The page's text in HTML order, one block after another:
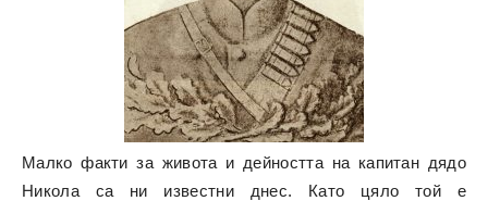
Малко факти за живота и дейността на капитан дядо
Никола са ни известни днес. Като цяло той е